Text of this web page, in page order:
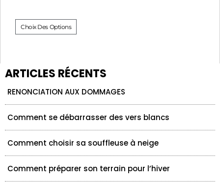
Choix Des Options
ARTICLES RÉCENTS
RENONCIATION AUX DOMMAGES
Comment se débarrasser des vers blancs
Comment choisir sa souffleuse à neige
Comment préparer son terrain pour l’hiver